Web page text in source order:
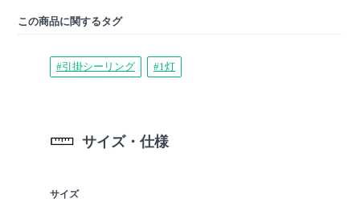
この商品に関するタグ
#引掛シーリング #1灯
サイズ・仕様
サイズ